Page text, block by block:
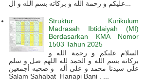
Struktur Kurikulum
Madrasah Ibtidaiyah (MI)
Berdasarkan KMA Nomor
1503 Tahun 2025
السلام عليكم و رحمة الله و
بركاته بسم الله و الحمد لله اللهم صل و سلم
على سيدنا محمد و على أله و صحبه أجمعين
Salam Sahabat Hanapi Bani . ...